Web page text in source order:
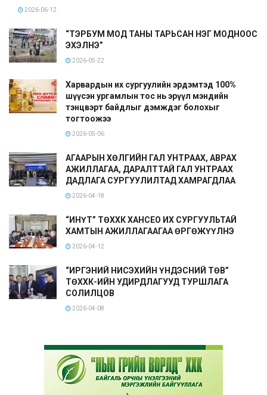
2026-06-12
“ТЭРБУМ МОД ТАНЫ ТАРЬСАН НЭГ МОДНООС
ЭХЭЛНЭ”
2026-05-22
Харвардын их сургуулийн эрдэмтэд 100%
шүүсэн ургамлын тос нь эрүүл мэндийн
тэнцвэрт байдлыг дэмждэг болохыг
тогтоожээ
2026-05-06
АГААРЫН ХӨЛГИЙН ГАЛ УНТРААХ, АВРАХ
АЖИЛЛАГАА, ДАРАЛТТАЙ ГАЛ УНТРААХ
ДАДЛАГА СУРГУУЛИЛТАД ХАМРАГДЛАА
2026-04-18
“ИНҮТ” ТӨХХК ХАНСЕО ИХ СУРГУУЛЬТАЙ
ХАМТЫН АЖИЛЛАГААГАА ӨРГӨЖҮҮЛНЭ
2026-04-12
“ИРГЭНИЙ НИСЭХИЙН ҮНДЭСНИЙ ТӨВ”
ТӨХХК-ИЙН УДИРДЛАГУУД ТУРШЛАГА
СОЛИЛЦОВ
2026-04-08